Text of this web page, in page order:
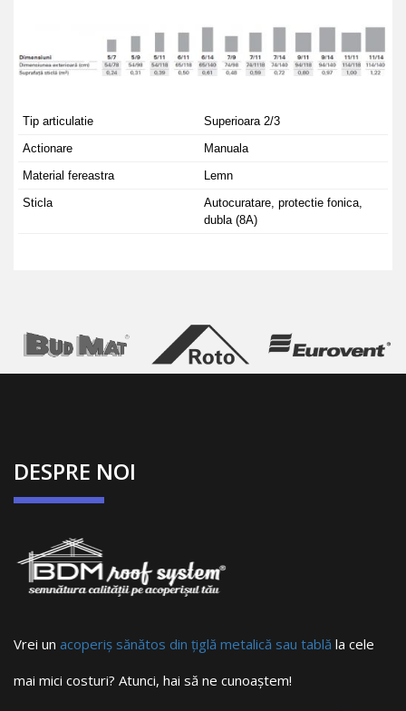
Tip articulatie
Superioara 2/3
Actionare
Manuala
Material fereastra
Lemn
Sticla
Autocuratare, protectie fonica,
dubla (8A)
DESPRE NOI
Vrei un acoperiș sănătos din țiglă metalică sau tablă la cele
mai mici costuri? Atunci, hai să ne cunoaștem!